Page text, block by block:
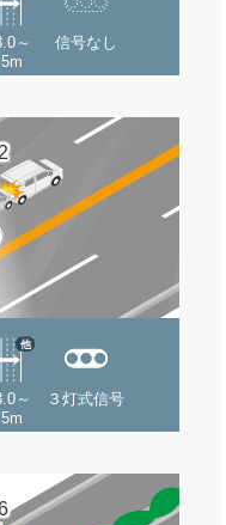
～
信号なし
～
他
３灯式信号